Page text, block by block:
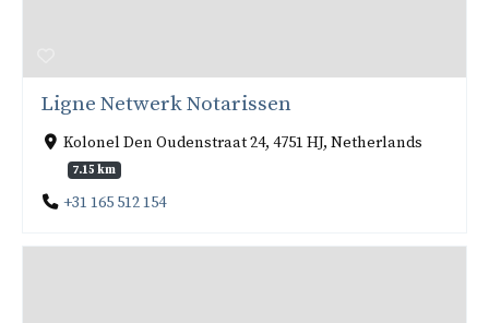
Ligne Netwerk Notarissen
Kolonel Den Oudenstraat 24, 4751 HJ, Netherlands
7.15 km
+31 165 512 154